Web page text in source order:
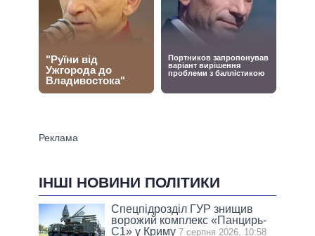
ІНШІ НОВИНИ ПОЛІТИКИ
Спецпідрозділ ГУР знищив
ворожий комплекс «Панцирь-
С1» у Криму 7 серпня 2026, 10:58